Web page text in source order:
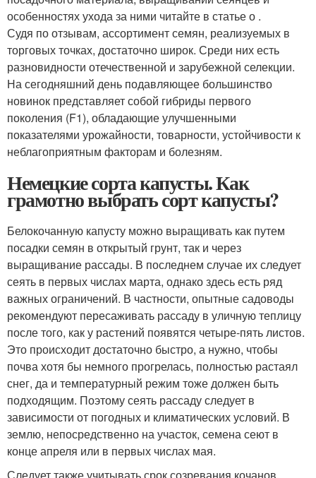
особенностях ухода за ними читайте в статье о .
Судя по отзывам, ассортимент семян, реализуемых в
торговых точках, достаточно широк. Среди них есть
разновидности отечественной и зарубежной селекции.
На сегодняшний день подавляющее большинство
новинок представляет собой гибриды первого
поколения (F1), обладающие улучшенными
показателями урожайности, товарности, устойчивости к
неблагоприятным факторам и болезням.
Немецкие сорта капусты. Как
грамотно выбрать сорт капусты?
Белокочанную капусту можно выращивать как путем
посадки семян в открытый грунт, так и через
выращивание рассады. В последнем случае их следует
сеять в первых числах марта, однако здесь есть ряд
важных ограничений. В частности, опытные садоводы
рекомендуют пересаживать рассаду в уличную теплицу
после того, как у растений появятся четыре-пять листов.
Это происходит достаточно быстро, а нужно, чтобы
почва хотя бы немного прогрелась, полностью растаял
снег, да и температурный режим тоже должен быть
подходящим. Поэтому сеять рассаду следует в
зависимости от погодных и климатических условий. В
землю, непосредственно на участок, семена сеют в
конце апреля или в первых числах мая.